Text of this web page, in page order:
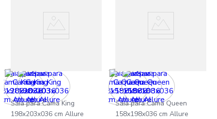
Saia para Cama King
198x203x036 cm Allure
Saia para Cama Queen
158x198x036 cm Allure